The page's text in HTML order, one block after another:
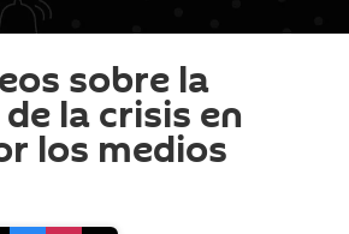
sobre la
la crisis en
los medios